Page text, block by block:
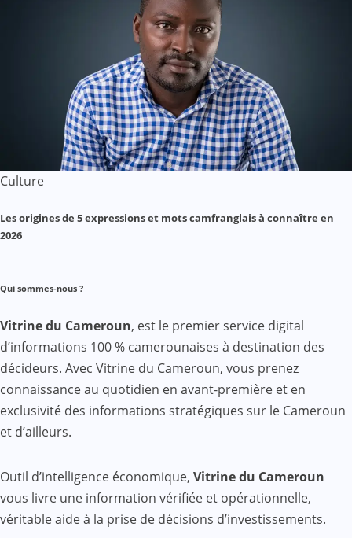
Culture
Les origines de 5 expressions et mots camfranglais à connaître en
2026
Qui sommes-nous ?
Vitrine du Cameroun, est le premier service digital
d’informations 100 % camerounaises à destination des
décideurs. Avec Vitrine du Cameroun, vous prenez
connaissance au quotidien en avant-première et en
exclusivité des informations stratégiques sur le Cameroun
et d’ailleurs.
Outil d’intelligence économique, Vitrine du Cameroun
vous livre une information vérifiée et opérationnelle,
véritable aide à la prise de décisions d’investissements.